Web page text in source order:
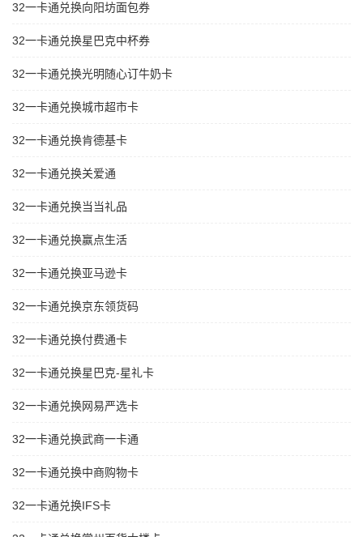
32一卡通兑换向阳坊面包券
32一卡通兑换星巴克中杯券
32一卡通兑换光明随心订牛奶卡
32一卡通兑换城市超市卡
32一卡通兑换肯德基卡
32一卡通兑换关爱通
32一卡通兑换当当礼品
32一卡通兑换赢点生活
32一卡通兑换亚马逊卡
32一卡通兑换京东领货码
32一卡通兑换付费通卡
32一卡通兑换星巴克-星礼卡
32一卡通兑换网易严选卡
32一卡通兑换武商一卡通
32一卡通兑换中商购物卡
32一卡通兑换IFS卡